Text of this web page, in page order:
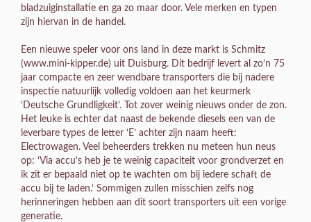
bladzuiginstallatie en ga zo maar door. Vele merken en typen
zijn hiervan in de handel.
Een nieuwe speler voor ons land in deze markt is Schmitz
(www.mini-kipper.de) uit Duisburg. Dit bedrijf levert al zo’n 75
jaar compacte en zeer wendbare transporters die bij nadere
inspectie natuurlijk volledig voldoen aan het keurmerk
‘Deutsche Grundligkeit’. Tot zover weinig nieuws onder de zon.
Het leuke is echter dat naast de bekende diesels een van de
leverbare types de letter ‘E’ achter zijn naam heeft:
Electrowagen. Veel beheerders trekken nu meteen hun neus
op: ‘Via accu’s heb je te weinig capaciteit voor grondverzet en
ik zit er bepaald niet op te wachten om bij iedere schaft de
accu bij te laden.’ Sommigen zullen misschien zelfs nog
herinneringen hebben aan dit soort transporters uit een vorige
generatie.